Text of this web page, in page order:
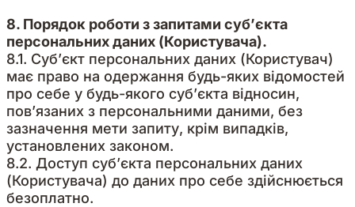
8. Порядок роботи з запитами суб’єкта
персональних даних (Користувача).
8.1. Суб’єкт персональних даних (Користувач)
має право на одержання будь-яких відомостей
про себе у будь-якого суб’єкта відносин,
пов’язаних з персональними даними, без
зазначення мети запиту, крім випадків,
установлених законом.
8.2. Доступ суб’єкта персональних даних
(Користувача) до даних про себе здійснюється
безоплатно.